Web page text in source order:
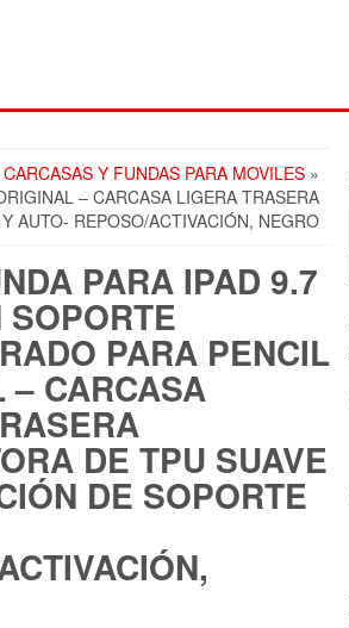
CARCASAS Y FUNDAS PARA MOVILES »
– CARCASA LIGERA TRASERA
AUTO- REPOSO/ACTIVACIÓN, NEGRO
PARA IPAD 9.7
PARA PENCIL
– CARCASA
DE TPU SUAVE
DE SOPORTE